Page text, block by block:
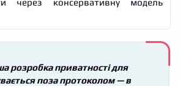
через консервативну модель
розробка приватності для
поза протоколом — в